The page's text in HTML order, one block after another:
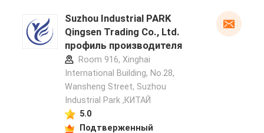
Suzhou Industrial PARK
Qingsen Trading Co., Ltd.
профиль производителя
Room 916, Xinghai
International Building, No.28,
Wansheng Street, Suzhou
Industrial Park ,КИТАЙ
5.0
Подтверженный